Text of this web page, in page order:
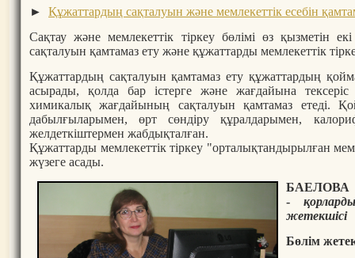
► Құжаттардың сақталуын және мемлекеттік есебін
Сақтау және мемлекеттік тіркеу бөлімі өз қызметін
сақталуын қамтамаз ету және құжаттарды мемлекеттік
Құжаттардың сақталуын қамтамаз ету құжаттардың
асырады, қолда бар істерге және жағдайына тексеріс
химикалық жағдайының сақталуын қамтамаз етеді.
дабылғыларымен, өрт сөндіру құралдарымен,
желдеткіштермен жабдықталған.
Құжаттарды мемлекеттік тіркеу "орталықтандырылған
жүзеге асады.
-
жетекшісі
Бөлім